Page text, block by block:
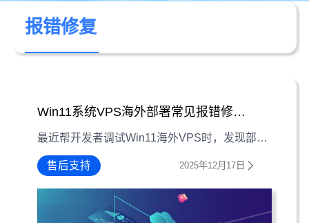
报错修复
Win11系统VPS海外部署常见报错修复指南
最近帮开发者调试Win11海外VPS时，发现部署阶段常被网络连接、软件安装、系统更新三类报错卡住。本文整理最常见的三个问题及解决经验，助你高效排障。
售后支持 2025年12月17日